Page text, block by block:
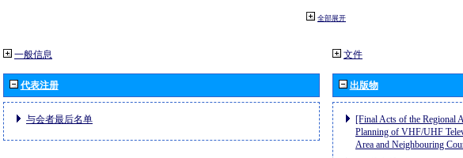
全部展开
一般信息
代表注册
与会者最后名单
文件
出版物
[Final Acts of the Regional
Planning of VHF/UHF
Area and Neighbouring